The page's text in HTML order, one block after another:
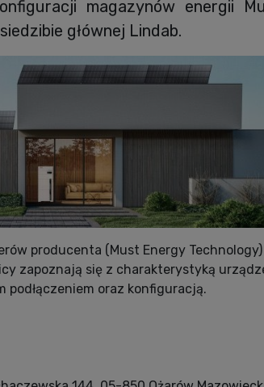
magazynów energii
głównej Lindab.
producenta (Must Energy
zapoznają się z charakterystyką
oraz konfiguracją.